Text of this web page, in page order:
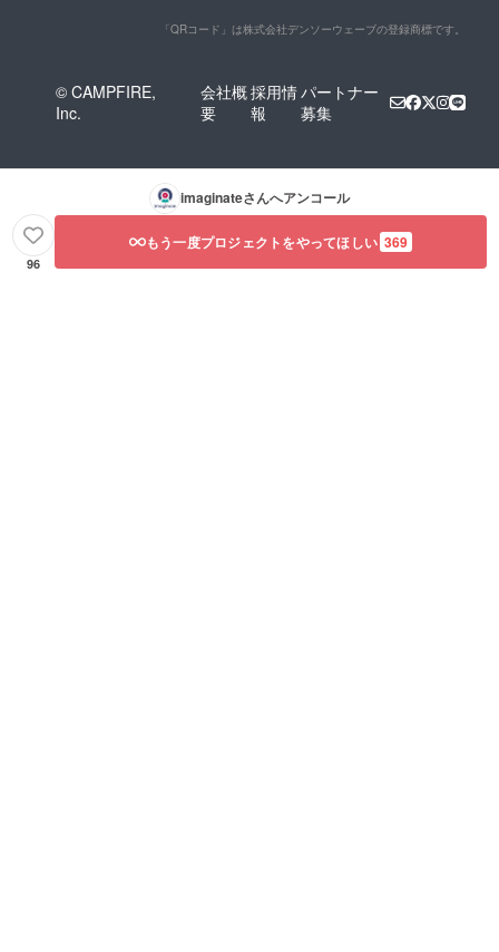
「QRコード」は株式会社デンソーウェーブの登録商標です。
© CAMPFIRE,
Inc.
会社概
要
採用情
報
パートナー
募集
imaginateさんへアンコール
96
もう一度プロジェクトをやってほしい 369